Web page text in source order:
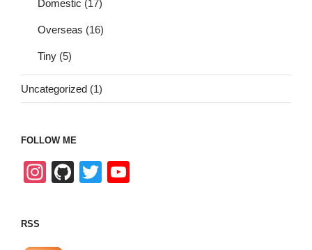
Domestic (17)
Overseas (16)
Tiny (5)
Uncategorized (1)
FOLLOW ME
In
Gi T
RSS